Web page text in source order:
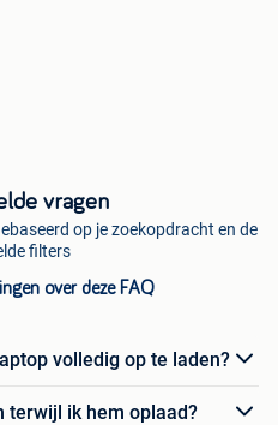
vragen
op je zoekopdracht en de
filters
over deze FAQ
volledig op te laden?
terwijl ik hem oplaad?